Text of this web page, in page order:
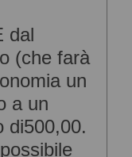
dal
(che farà
un
a un
di500,00.